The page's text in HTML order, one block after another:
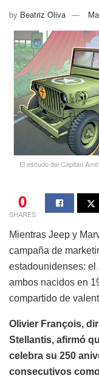
by Beatriz Oliva
El escudo del Capitán
0
SHARES
Mientras Jeep y
campaña de
estadounidenses: el
ambos nacidos en
compartido de
Olivier François,
Stellantis, afirmó
celebra su 250
consecutivos